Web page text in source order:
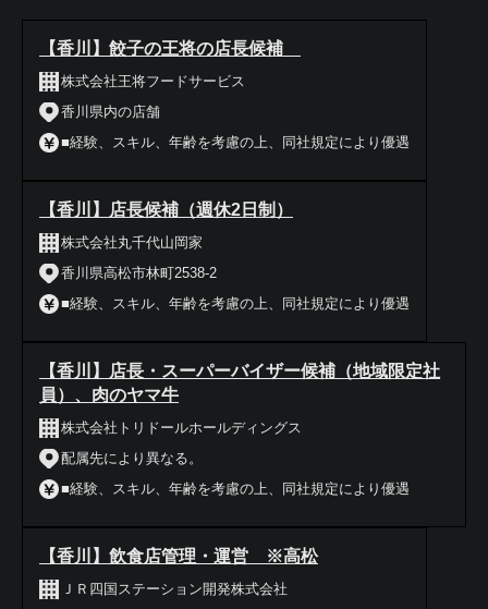
【香川】餃子の王将の店長候補
株式会社王将フードサービス
香川県内の店舗
■経験、スキル、年齢を考慮の上、同社規定により優遇
【香川】店長候補（週休2日制）
株式会社丸千代山岡家
香川県高松市林町2538-2
■経験、スキル、年齢を考慮の上、同社規定により優遇
【香川】店長・スーパーバイザー候補（地域限定社
員）、肉のヤマ牛
株式会社トリドールホールディングス
配属先により異なる。
■経験、スキル、年齢を考慮の上、同社規定により優遇
【香川】飲食店管理・運営 ※高松
ＪＲ四国ステーション開発株式会社